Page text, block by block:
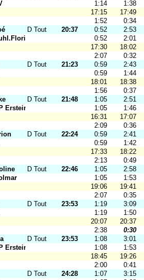
1:14
1:38
17:15
17:49
1:52
0:34
D Tout Ages20:37 0:52
2:53
0:52
2:01
17:30
18:02
2:07
0:32
D Tout Ages21:23 0:59
2:43
0:59
1:44
18:01
18:38
1:56
0:37
D Tout Ages21:48 1:05
2:51
Erstein
1:05
1:46
16:31
17:07
2:09
0:36
D Tout Ages22:24 0:59
2:41
0:59
1:42
17:33
18:22
2:13
0:49
D Tout Ages22:46 1:05
2:58
1:05
1:53
19:06
19:41
2:07
0:35
D Tout Ages23:53 1:19
3:09
1:19
1:50
20:07
20:37
2:38
0:30
D Tout Ages23:53 1:08
3:01
Erstein
1:08
1:53
18:45
19:26
2:00
0:41
D Tout Ages24:28 1:07
3:15